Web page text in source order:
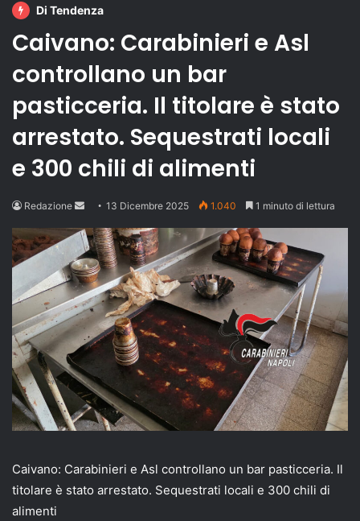
Di Tendenza
Caivano: Carabinieri e Asl
controllano un bar
pasticceria. Il titolare è stato
arrestato. Sequestrati locali
e 300 chili di alimenti
Redazione
Send
email
13 Dicembre 2025 1.040 1 minuto di lettura
Caivano: Carabinieri e Asl controllano un bar pasticceria. Il
titolare è stato arrestato. Sequestrati locali e 300 chili di
alimenti